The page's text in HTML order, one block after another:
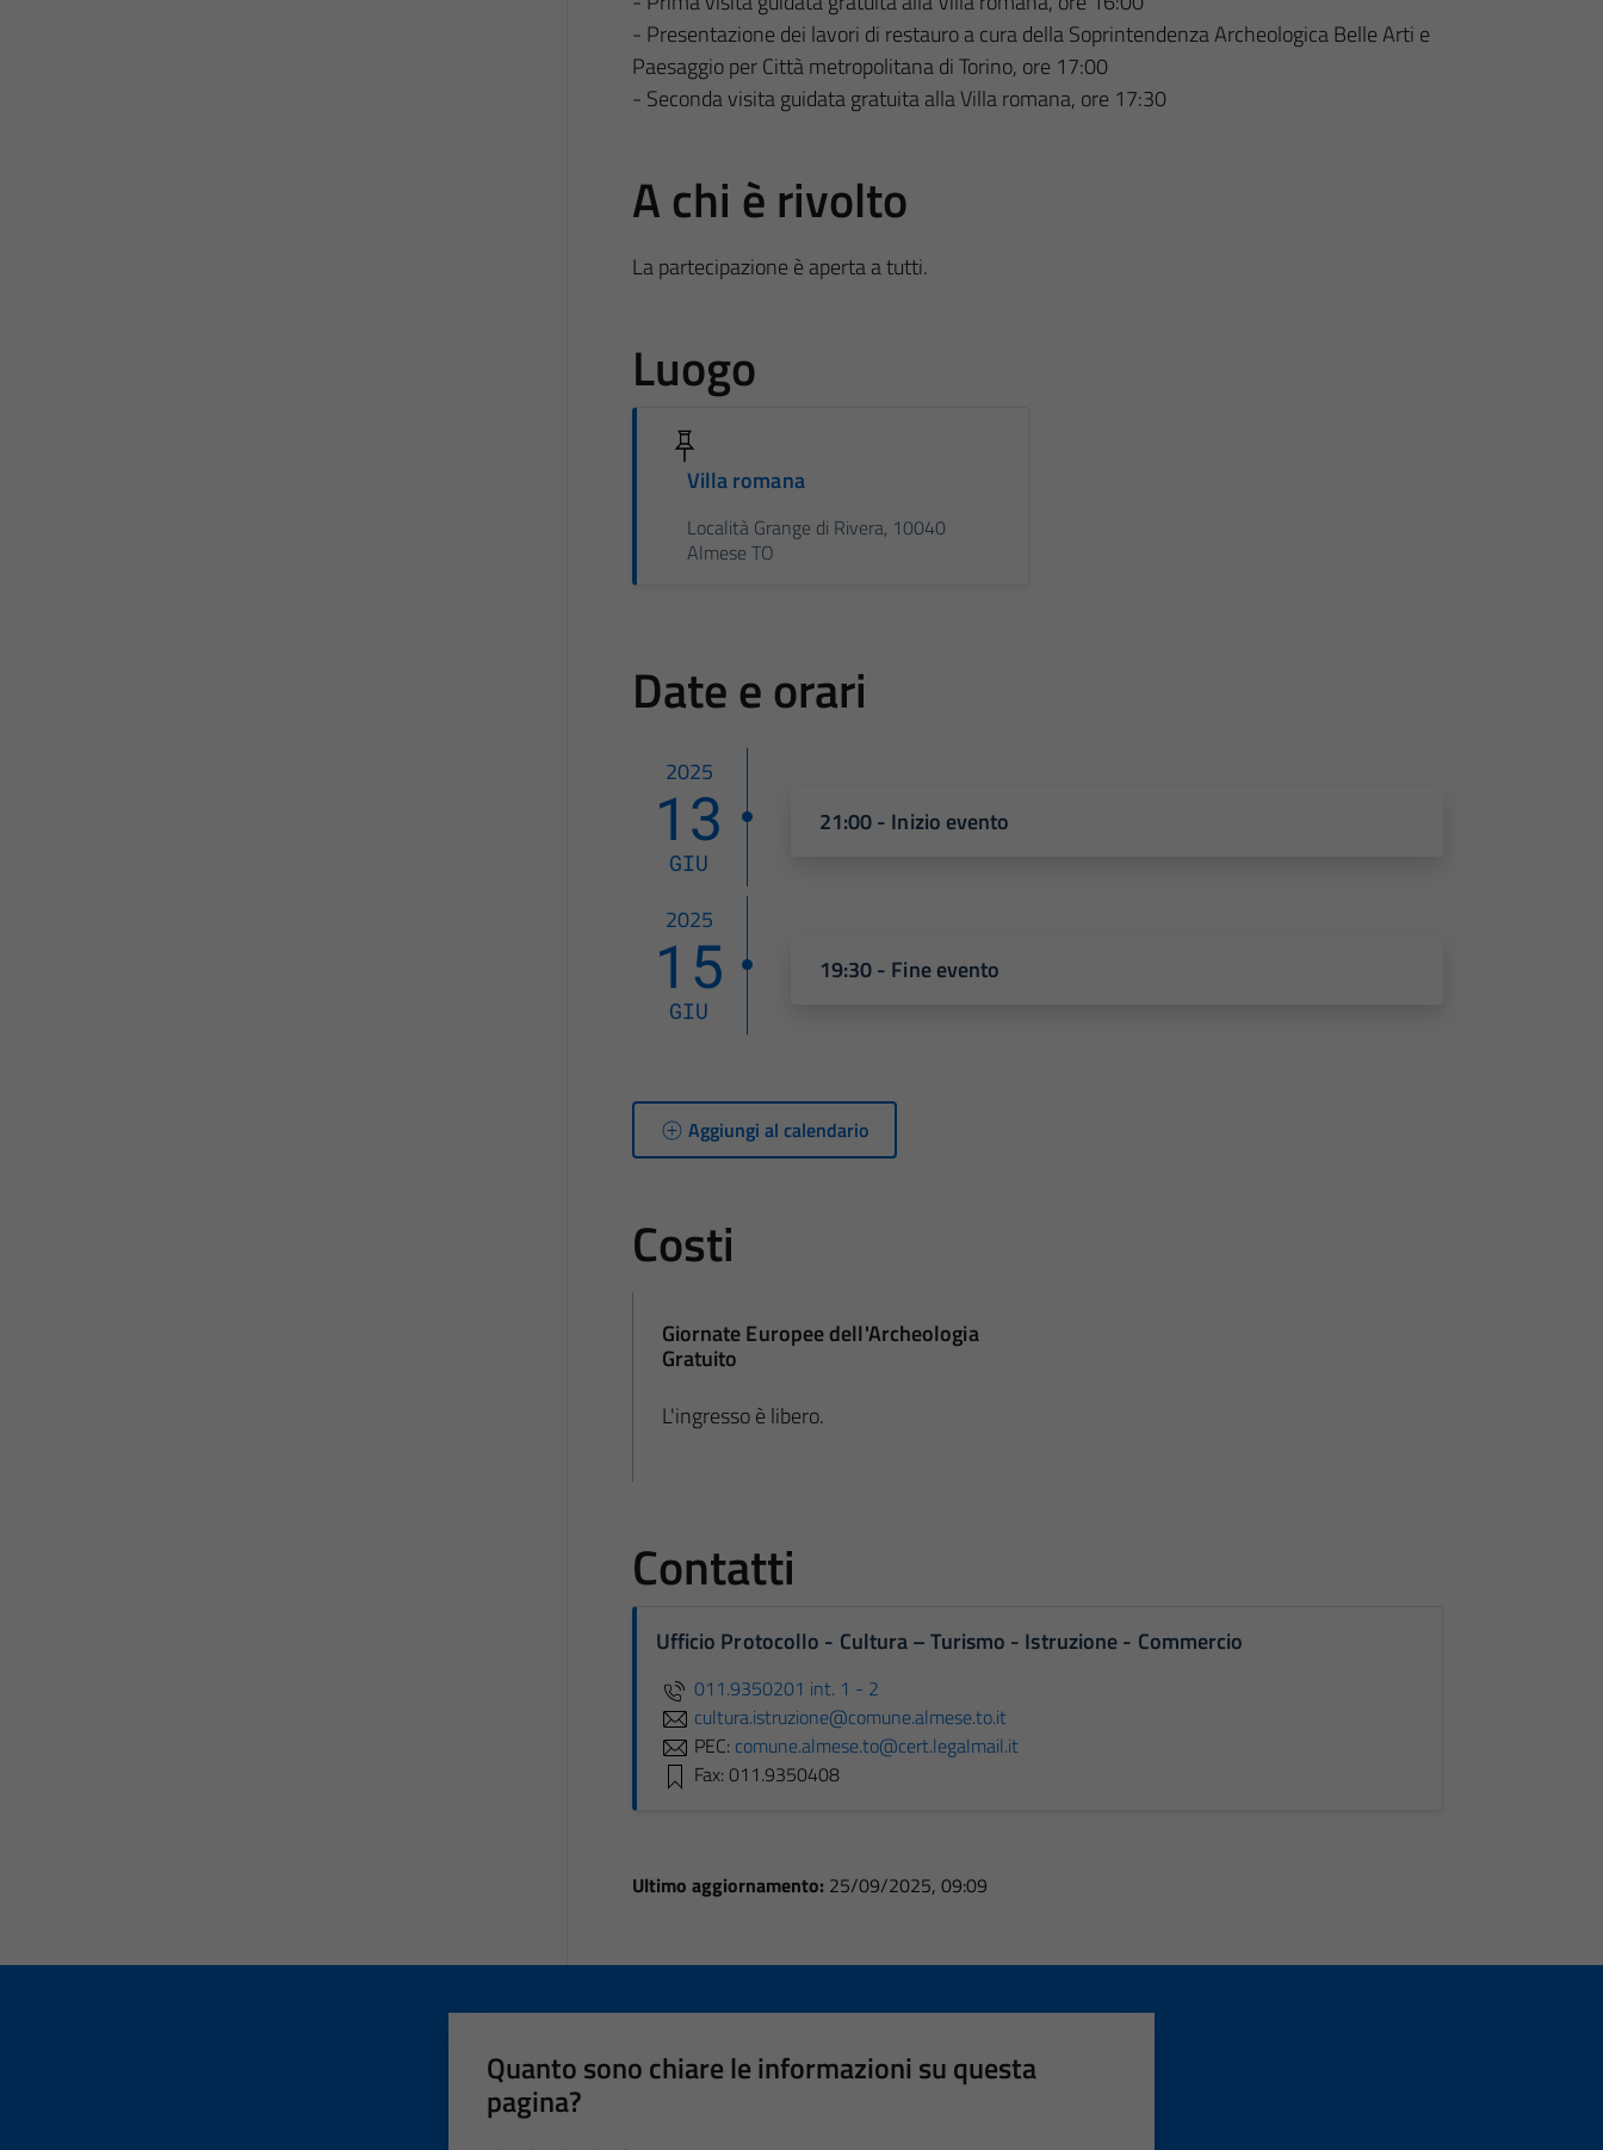
- Presentazione dei lavori di restauro a cura della Soprintendenza Archeologica Belle Arti e
Paesaggio perCittà metropolitana di Torino, ore 17:00
- Seconda visita guidata gratuita alla Villa romana, ore 17:30
A chi è rivolto
La partecipazione è aperta a tutti.
Luogo
Villa romana
Località Grange di Rivera, 10040
Almese TO
Date e orari
2025
13
GIU
21:00 - Inizio evento
2025
15
GIU
19:30 - Fine evento
Aggiungi al calendario
Costi
Giornate Europee dell'Archeologia
Gratuito
L'ingresso è libero.
Contatti
Ufficio Protocollo - Cultura – Turismo - Istruzione - Commercio
011.9350201 int. 1 - 2
cultura.istruzione@comune.almese.to.it
PEC: comune.almese.to@cert.legalmail.it
Fax: 011.9350408
Ultimo aggiornamento: 25/09/2025, 09:09
Quanto sono chiare le informazioni su questa
pagina?